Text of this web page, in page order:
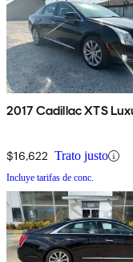
2017 Cadillac XTS
$16,622 Trato justo
Incluye tarifas de conc.